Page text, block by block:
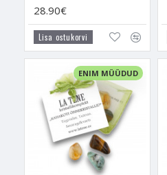
28.90€
Lisa ostukorvi
ENIM MÜÜDUD